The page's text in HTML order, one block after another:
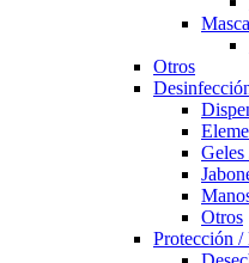
Otros
Geles
Otros
Protección /